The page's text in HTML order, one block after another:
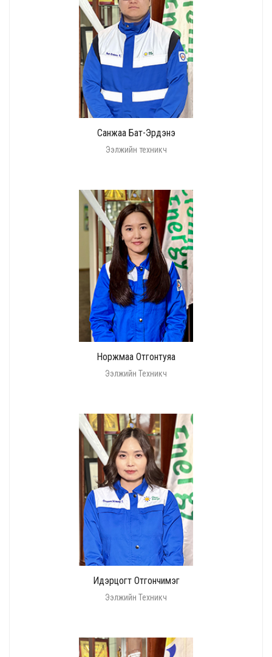
Санжаа Бат-Эрдэнэ
Ээлжийн техникч
Норжмаа Отгонтуяа
Ээлжийн Техникч
Идэрцогт Отгончимэг
Ээлжийн Техникч